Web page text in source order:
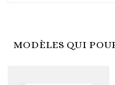
MODÈLES QUI